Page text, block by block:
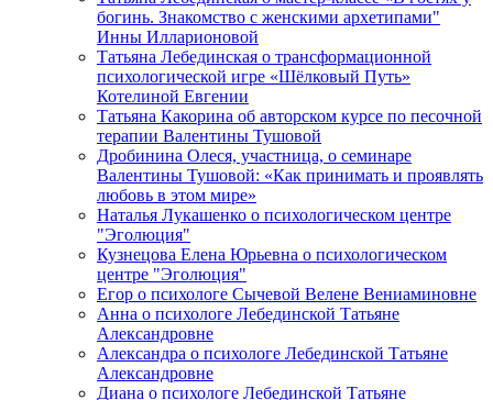
богинь. Знакомство с женскими архетипами"
Инны Илларионовой
Татьяна Лебединская о трансформационной
психологической игре «Шёлковый Путь»
Котелиной Евгении
Татьяна Какорина об авторском курсе по песочной
терапии Валентины Тушовой
Дробинина Олеся, участница, о семинаре
Валентины Тушовой: «Как принимать и проявлять
любовь в этом мире»
Наталья Лукашенко о психологическом центре
"Эголюция"
Кузнецова Елена Юрьевна о психологическом
центре "Эголюция"
Егор о психологе Сычевой Велене Вениаминовне
Анна о психологе Лебединской Татьяне
Александровне
Александра о психологе Лебединской Татьяне
Александровне
Диана о психологе Лебединской Татьяне